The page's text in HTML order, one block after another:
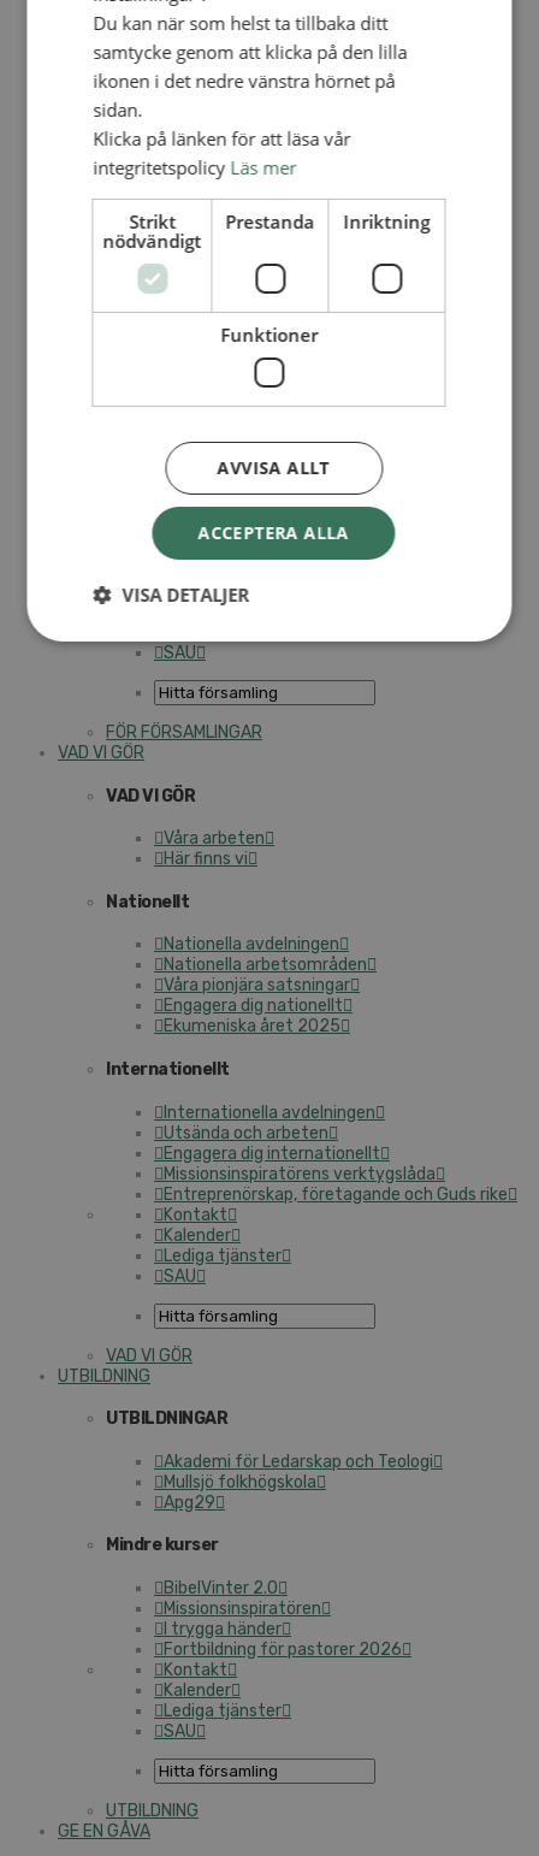
Lediga tjänster
FÖR FÖRSAMLINGAR
FÖRDJUPNING OCH UTVECKLING
Missionella initiativ
Smågrupper
Skapelse och miljö
Gudstjänst
Vänförsamling
Integrationsarbete
För barns bästa – överallt
Missionsinspiratörens verktygslåda
Materialbank
Redovisning och lönehantering
LOGGA IN
Dokumentbanken
Medlemsregister (NGOPRO)
Personalförsäkringar
Kontakt
Kalender
SAU
FÖR FÖRSAMLINGAR
VAD VI GÖR
VAD VI GÖR
Våra arbeten
Här finns vi
Nationellt
Nationella avdelningen
Nationella arbetsområden
Våra pionjära satsningar
Engagera dig nationellt
Ekumeniska året 2025
Internationellt
Internationella avdelningen
Utsända och arbeten
Engagera dig internationellt
Missionsinspiratörens verktygslåda
Entreprenörskap, företagande och Guds rike
Kontakt
Kalender
Lediga tjänster
SAU
VAD VI GÖR
UTBILDNING
UTBILDNINGAR
Akademi för Ledarskap och Teologi
Mullsjö folkhögskola
Apg29
Mindre kurser
BibelVinter 2.0
Missionsinspiratören
I trygga händer
Fortbildning för pastorer 2026
Kontakt
Kalender
Lediga tjänster
SAU
UTBILDNING
GE EN GÅVA
Du kan när som helst ta tillbaka ditt
samtycke genom att klicka på den lilla
ikonen i det nedre vänstra hörnet på
sidan.
Klicka på länken för att läsa vår
integritetspolicy Läs mer
Strikt
nödvändigt
Prestanda Inriktning
Funktioner
ACCEPTERA ALLA
AVVISA ALLT
VISA DETALJER